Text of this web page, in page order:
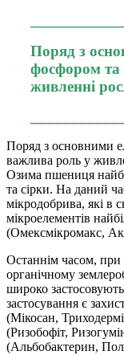
Поряд з
фосфором та
живленні
Поряд з основними
важлива роль у
Озима пшениця
та сірки. На даний
мікродобрива, які в
мікроелементів
(Омексмікромакс,
Останнім часом, при
органічному
широко
застосування є
(Мікосан,
(Ризобофіт,
(Альбобактерин,